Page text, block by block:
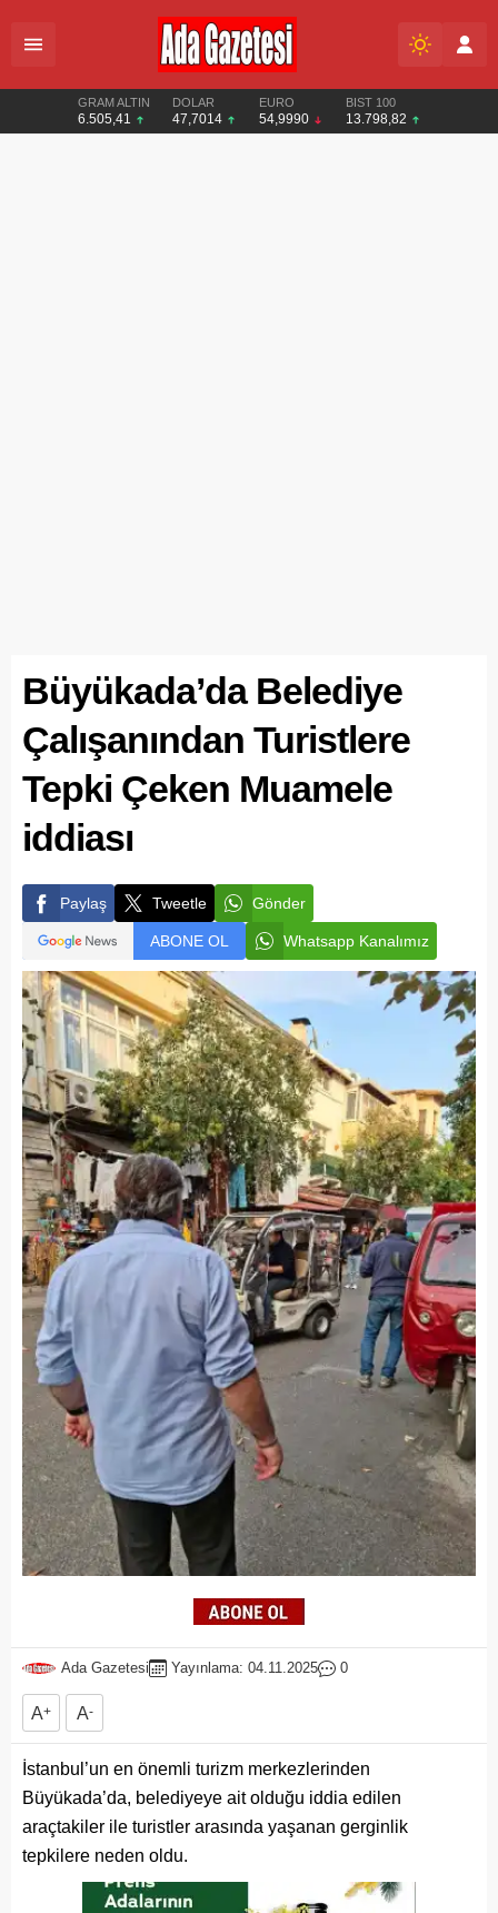
GRAM ALTIN
6.505,41
DOLAR
47,7014
EURO
54,9990
BIST 100
13.798,82
Büyükada’da Belediye
Çalışanından Turistlere
Tepki Çeken Muamele
iddiası
Paylaş Tweetle Gönder
ABONE OL Whatsapp Kanalımız
Ada Gazetesi Yayınlama: 04.11.2025 0
A+ A-
İstanbul’un en önemli turizm merkezlerinden
Büyükada’da, belediyeye ait olduğu iddia edilen
araçtakiler ile turistler arasında yaşanan gerginlik
tepkilere neden oldu.